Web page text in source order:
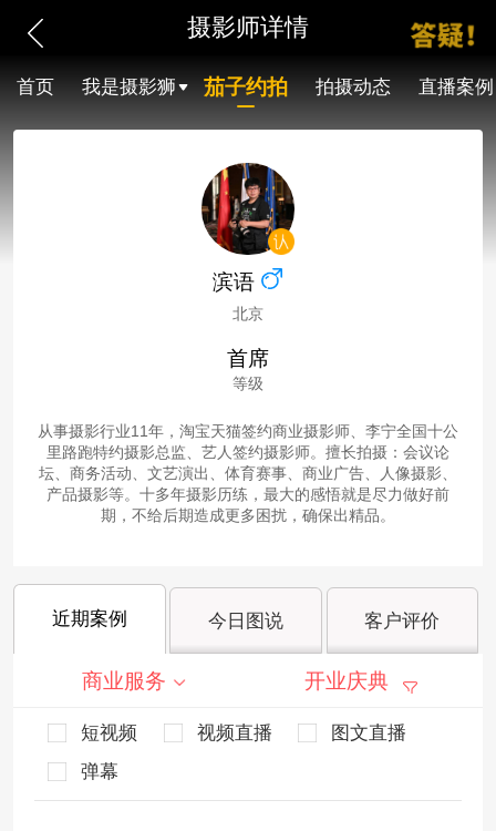
摄影师详情
首页 我是摄影狮 茄子约拍 拍摄动态 直播案例
滨语
北京
首席
等级
从事摄影行业11年，淘宝天猫签约商业摄影师、李宁全国十公
里路跑特约摄影总监、艺人签约摄影师。擅长拍摄：会议论
坛、商务活动、文艺演出、体育赛事、商业广告、人像摄影、
产品摄影等。十多年摄影历练，最大的感悟就是尽力做好前
期，不给后期造成更多困扰，确保出精品。
近期案例 今日图说 客户评价
商业服务 开业庆典
短视频 视频直播
图文直播
弹幕